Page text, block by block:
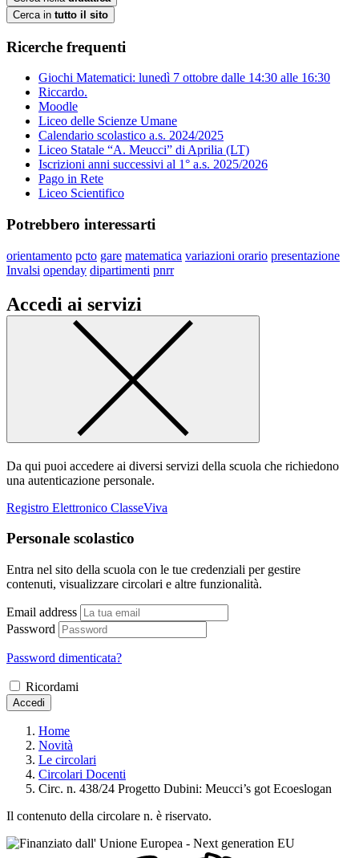
Cerca in tutto il sito
Ricerche frequenti
Giochi Matematici: lunedì 7 ottobre dalle 14:30 alle 16:30
Riccardo.
Moodle
Liceo delle Scienze Umane
Calendario scolastico a.s. 2024/2025
Liceo Statale “A. Meucci” di Aprilia (LT)
Iscrizioni anni successivi al 1° a.s. 2025/2026
Pago in Rete
Liceo Scientifico
Potrebbero interessarti
orientamento pcto gare matematica variazioni orario presentazione
Invalsi openday dipartimenti pnrr
Accedi ai servizi
Da qui puoi accedere ai diversi servizi della scuola che richiedono
una autenticazione personale.
Registro Elettronico ClasseViva
Personale scolastico
Entra nel sito della scuola con le tue credenziali per gestire
contenuti, visualizzare circolari e altre funzionalità.
Email address
Password
Password dimenticata?
Ricordami
Accedi
Home
Novità
Le circolari
Circolari Docenti
Circ. n. 438/24 Progetto Dubini: Meucci’s got Ecoeslogan
Il contenuto della circolare n. è riservato.